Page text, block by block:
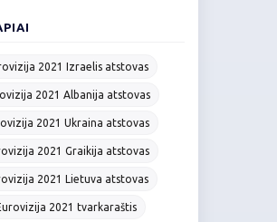
2021 Izraelis atstovas
2021 Albanija atstovas
2021 Ukraina atstovas
2021 Graikija atstovas
2021 Lietuva atstovas
2021 tvarkaraštis